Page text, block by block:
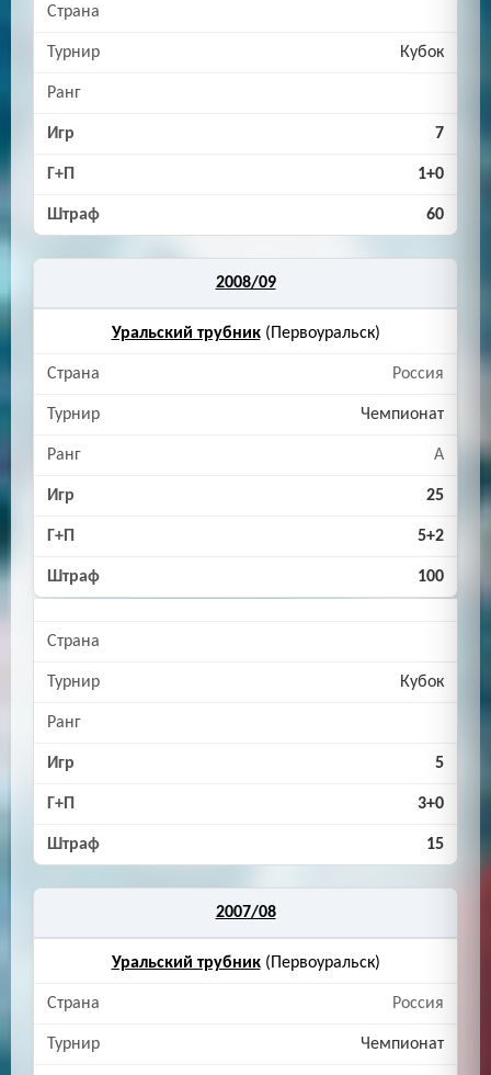
Кубок
7
1+0
60
2008/09
Уральский трубник(Первоуральск)
Россия
Чемпионат
A
25
5+2
100
Кубок
5
3+0
15
2007/08
Уральский трубник(Первоуральск)
Россия
Чемпионат